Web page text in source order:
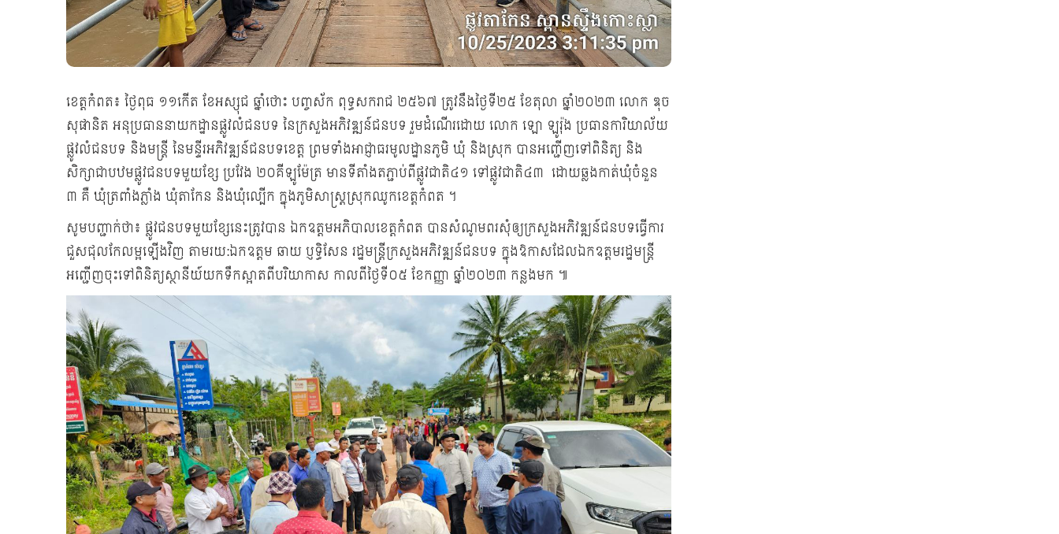
ខេត្តកំពត៖ ថ្ងៃពុធ ១១កើត ខែអស្សុជ ឆ្នាំថោះ បញ្ចស័ក ពុទ្ធសករាជ ២៥៦៧ ត្រូវនឹងថ្ងៃទី២៥ ខែតុលា ឆ្នាំ២០២៣ លោក ឌុច
សុផានិត អនុប្រធាននាយកដ្ឋានផ្លូវលំជនបទ នៃក្រសួងអភិវឌ្ឍន៍ជនបទ រួមដំណើរដោយ លោក ឡោ ឡូរ៉ុង ប្រធានការិយាល័យ
ផ្លូវលំជនបទ និងមន្រ្ដី នៃមន្ទីរអភិវឌ្ឍន៍ជនបទខេត្ត ព្រមទាំងអាជ្ញាធរមូលដ្ឋានភូមិ ឃុំ និងស្រុក បានអញ្ជើញទៅពិនិត្យ និង
សិក្សាជាបឋមផ្លូវជនបទមួយខ្សែ ប្រវែង ២០គីឡូម៉ែត្រ មានទីតាំងតភ្ជាប់ពីផ្លូវជាតិ៤១ ទៅផ្លូវជាតិ៤៣ ដោយឆ្លងកាត់ឃុំចំនួន
៣ គឺ ឃុំត្រពាំងភ្លាំង ឃុំតាកែន និងឃុំល្បើក ក្នុងភូមិសាស្រ្ដស្រុកឈូកខេត្ដកំពត ។
សូមបញ្ជាក់ថា៖ ផ្លូវជនបទមួយខ្សែនេះត្រូវបាន ឯកឧត្តមអភិបាលខេត្តកំពត បានសំណូមពរសុំឲ្យក្រសួងអភិវឌ្ឍន៍ជនបទធ្វើការ
ជួសជុលកែលម្អឡើងវិញ តាមរយ:ឯកឧត្តម ឆាយ ប្ញទ្ធិសែន រដ្ឋមន្ត្រីក្រសួងអភិវឌ្ឍន៍ជនបទ ក្នុងឱកាសដែលឯកឧត្ដមរដ្ឋមន្រ្ដី
អញ្ជើញចុះទៅពិនិត្យស្ថានីយ៍យកទឹកស្អាតពីបរិយាកាស កាលពីថ្ងៃទី០៥ ខែកញ្ញា ឆ្នាំ២០២៣ កន្លងមក ៕